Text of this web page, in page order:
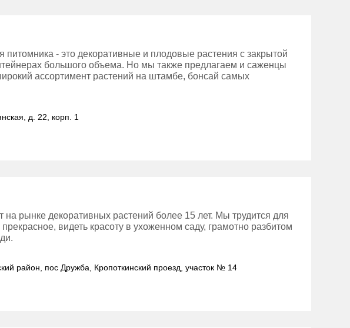
питомника - это декоративные и плодовые растения с закрытой
большого объема. Но мы также предлагаем и саженцы
ассортимент растений на штамбе, бонсай самых
д. 22, корп. 1
рынке декоративных растений более 15 лет. Мы трудится для
прекрасное, видеть красоту в ухоженном саду, грамотно разбитом
район, пос Дружба, Кропоткинский проезд, участок № 14